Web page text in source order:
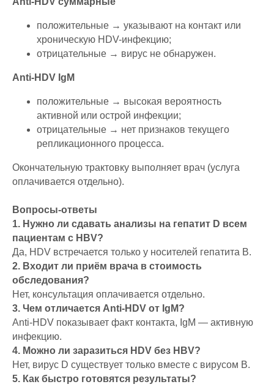
положительные → указывают на контакт или
хроническую HDV-инфекцию;
отрицательные → вирус не обнаружен.
Anti-HDV IgM
положительные → высокая вероятность
активной или острой инфекции;
отрицательные → нет признаков текущего
репликационного процесса.
Окончательную трактовку выполняет врач (услуга
оплачивается отдельно).
Вопросы-ответы
1. Нужно ли сдавать анализы на гепатит D всем
пациентам с HBV?
Да, HDV встречается только у носителей гепатита B.
2. Входит ли приём врача в стоимость
обследования?
Нет, консультация оплачивается отдельно.
3. Чем отличается Anti-HDV от IgM?
Anti-HDV показывает факт контакта, IgM — активную
инфекцию.
4. Можно ли заразиться HDV без HBV?
Нет, вирус D существует только вместе с вирусом B.
5. Как быстро готовятся результаты?